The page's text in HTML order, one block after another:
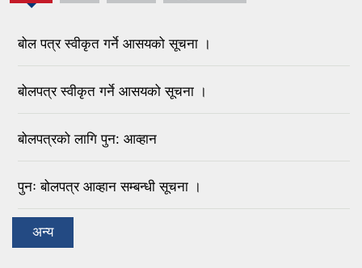
बोल पत्र स्वीकृत गर्ने आसयको सूचना ।
बोलपत्र स्वीकृत गर्ने आसयको सूचना ।
बोलपत्रको लागि पुन: आव्हान
पुनः बोलपत्र आव्हान सम्बन्धी सूचना ।
अन्य